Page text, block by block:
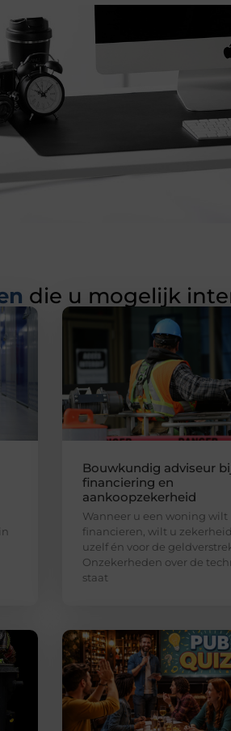
die u mogelijk
Bouwkundig adviseur
financiering en
aankoopzekerheid
Wanneer u een woning wilt
financieren, wilt u
uzelf én voor de
Onzekerheden over de
staat